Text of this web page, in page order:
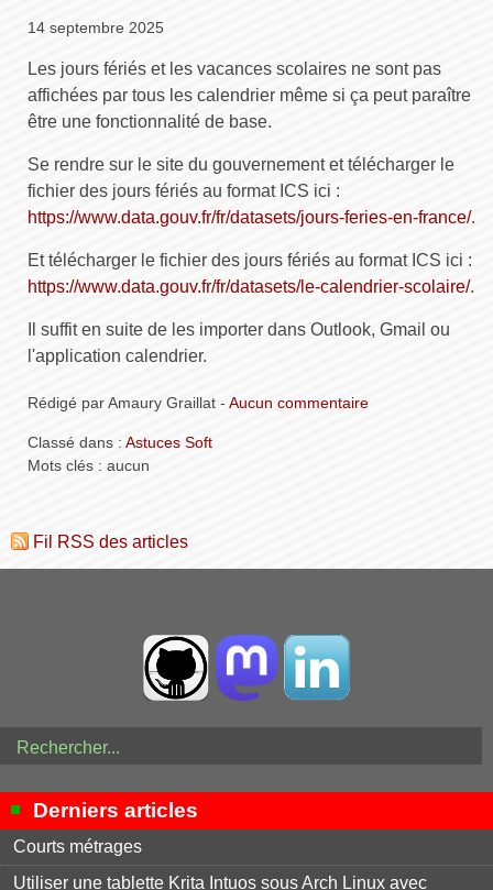
14 septembre 2025
Les jours fériés et les vacances scolaires ne sont pas
affichées par tous les calendrier même si ça peut paraître
être une fonctionnalité de base.
Se rendre sur le site du gouvernement et télécharger le
fichier des jours fériés au format ICS ici :
https://www.data.gouv.fr/fr/datasets/jours-feries-en-france/.
Et télécharger le fichier des jours fériés au format ICS ici :
https://www.data.gouv.fr/fr/datasets/le-calendrier-scolaire/.
Il suffit en suite de les importer dans Outlook, Gmail ou
l'application calendrier.
Rédigé par Amaury Graillat - Aucun commentaire
Classé dans : Astuces Soft
Mots clés : aucun
Fil RSS des articles
Derniers articles
Courts métrages
Utiliser une tablette Krita Intuos sous Arch Linux avec